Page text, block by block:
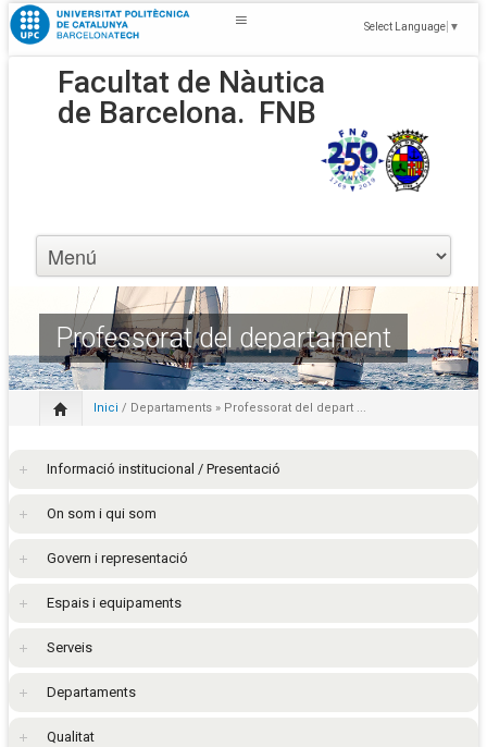
Select Language ▼
Facultat de Nàutica
de Barcelona. FNB
Professorat del departament
Inici / Departaments » Professorat del depart ...
Informació institucional / Presentació
On som i qui som
Govern i representació
Espais i equipaments
Serveis
Departaments
Qualitat